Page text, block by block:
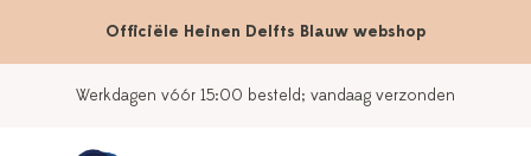
Officiële Heinen Delfts Blauw webshop
Werkdagen vóór 15:00 besteld; vandaag verzonden